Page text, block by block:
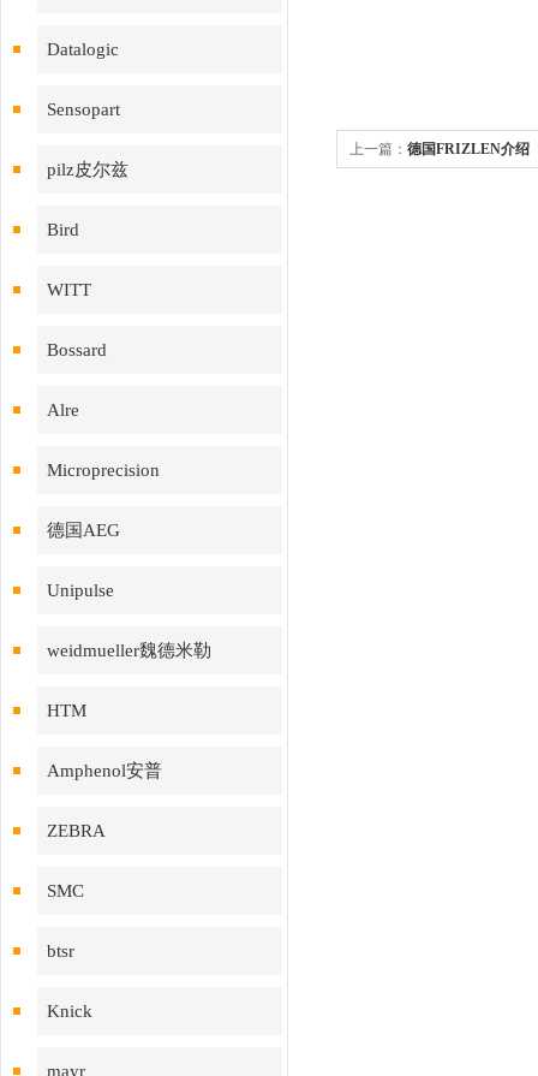
Datalogic
Sensopart
pilz皮尔兹
Bird
WITT
Bossard
Alre
Microprecision
德国AEG
Unipulse
weidmueller魏德米勒
HTM
Amphenol安普
ZEBRA
SMC
btsr
Knick
mayr
上一篇： 德国FRIZLEN介绍